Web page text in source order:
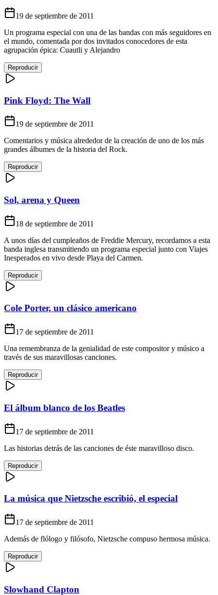
19 de septiembre de 2011
Un programa especial con una de las bandas con más seguidores en
el mundo, comentada por dos invitados conocedores de esta
agrupación épica: Cuautli y Alejandro
Reproducir
Pink Floyd: The Wall
19 de septiembre de 2011
Comentarios y música alrededor de la creación de uno de los más
grandes álbumes de la historia del Rock.
Reproducir
Sol, arena y Queen
18 de septiembre de 2011
A unos días del cumpleaños de Freddie Mercury, recordamos a esta
banda inglesa transmitiendo un programa especial junto con Viajes
Inesperados en vivo desde Playa del Carmen.
Reproducir
Cole Porter, un clásico americano
17 de septiembre de 2011
Una remembranza de la genialidad de este compositor y músico a
través de sus maravillosas canciones.
Reproducir
El álbum blanco de los Beatles
17 de septiembre de 2011
Las historias detrás de las canciones de éste maravilloso disco.
Reproducir
La música que Nietzsche escribió, el especial
17 de septiembre de 2011
Además de flólogo y filósofo, Nietzsche compuso hermosa música.
Reproducir
Slowhand Clapton